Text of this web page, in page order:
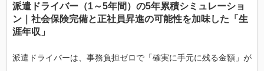
派遣ドライバー（1～5年間）の5年累積シミュレーショ
ン｜社会保険完備と正社員昇進の可能性を加味した「生
涯年収」
派遣ドライバーは、事務負担ゼロで「確実に手元に残る金額」が